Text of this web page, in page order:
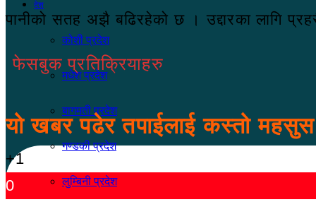
देश
कोशी प्रदेश
मधेश प्रदेश
बागमती प्रदेश
गण्डकी प्रदेश
लुम्बिनी प्रदेश
पानीको सतह अझै बढिरहेको छ । उद्दारका लागि
फेसबुक प्रतिक्रियाहरु
यो खबर पढेर तपाईलाई कस्तो
+1
0